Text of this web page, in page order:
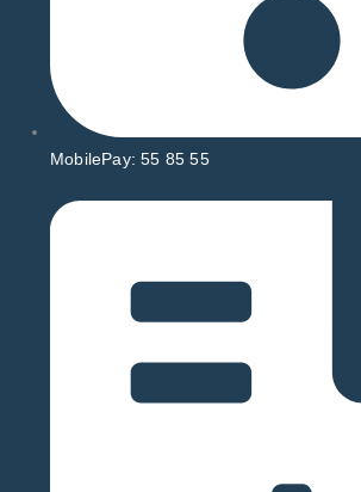
MobilePay: 55 85 55